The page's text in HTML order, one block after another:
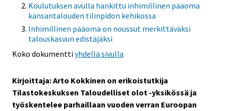
Koulutuksen avulla hankittu inhimillinen pääoma
kansantalouden tilinpidon kehikossa
Inhimillinen pääoma on noussut merkittäväksi
talouskasvun edistäjäksi
Koko dokumenttiyhdellä sivulla
Kirjoittaja: Arto Kokkinen on erikoistutkija
Tilastokeskuksen Taloudelliset olot -yksikössä ja
työskentelee parhaillaan vuoden verran Euroopan